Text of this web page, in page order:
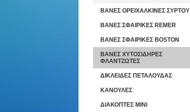
ΒΑΝΕΣ ΟΡΕΙΧΑΛΚΙΝΕΣ ΣΥΡΤΟΥ
ΒΑΝΕΣ ΣΦΑΙΡΙΚΕΣ REMER
ΒΑΝΕΣ ΣΦΑΙΡΙΚΕΣ BOSTON
ΒΑΝΕΣ ΧΥΤΟΣΙΔΗΡΕΣ
ΦΛΑΝΤΖΩΤΕΣ
ΔΙΚΛΕΙΔΕΣ ΠΕΤΑΛΟΥΔΑΣ
ΚΑΝΟΥΛΕΣ
ΔΙΑΚΟΠΤΕΣ ΜΙΝΙ